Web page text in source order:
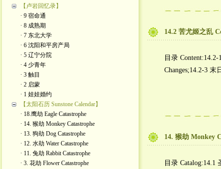
【卢岩回忆录】
· 9 宿命通
· 8 成熟期
· 7 东北大学
· 6 沈阳和平房产局
· 5 辽宁分院
· 4 少青年
· 3 触目
· 2 启蒙
· 1 娃娃婚约
【太阳石历 Sunstone Calendar】
· 18.鹰劫 Eagle Catastrophe
· 14. 猴劫 Monkey Catastrophe
· 13. 狗劫 Dog Catastrophe
· 12. 水劫 Water Catastrophe
· 11. 兔劫 Rabbit Catastrophe
· 3. 花劫 Flower Catastrophe
14.2 苦尤姬之乱
目录
Changes;14.2-3 末
14. 猴劫 Monkey
目录 Catalog:14.1